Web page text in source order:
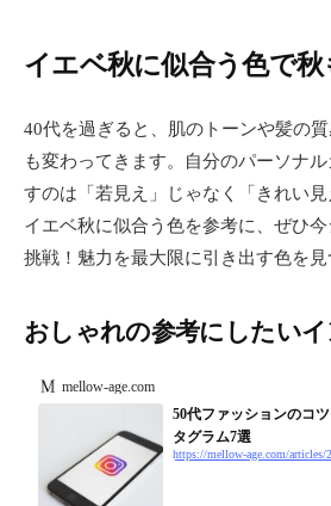
イエベ秋に似合う色で
40代を過ぎると、肌のトーンや髪の
も変わってきます。自分のパーソナ
すのは「若見え」じゃなく「きれい
イエベ秋に似合う色を参考に、ぜひ
挑戦！魅力を最大限に引き出す色を
おしゃれの参考にしたい
mellow-age.com
50代ファッションのコ
タグラム7選
https://mellow-age.com/articles/